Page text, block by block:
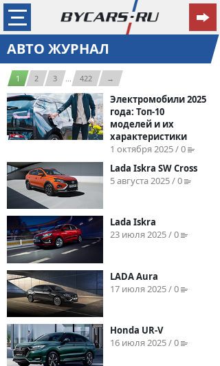
АВТО ЖУРНАЛ
1 2 3 ... 422 →
Электромобили 2025
года: Топ-10
моделей и их
характеристики
1 октября 2025 / 0
Lada Iskra SW Cross
5 августа 2025 / 0
Lada Iskra
23 июля 2025 / 0
LADA Aura
17 июля 2025 / 0
Honda UR-V
16 июля 2025 / 0